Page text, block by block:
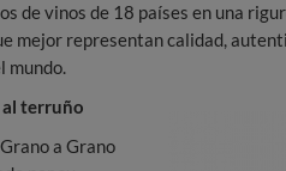
de vinos de 18 países en una
mejor representan calidad,
mundo.
terruño
a Grano